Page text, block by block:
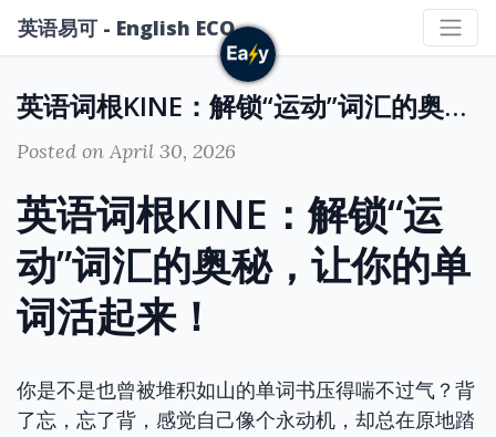
英语易可 - English ECO
英语词根KINE：解锁“运动”词汇的奥秘，让你的单词活起来！
Posted on April 30, 2026
英语词根KINE：解锁“运
动”词汇的奥秘，让你的单
词活起来！
你是不是也曾被堆积如山的单词书压得喘不过气？背
了忘，忘了背，感觉自己像个永动机，却总在原地踏